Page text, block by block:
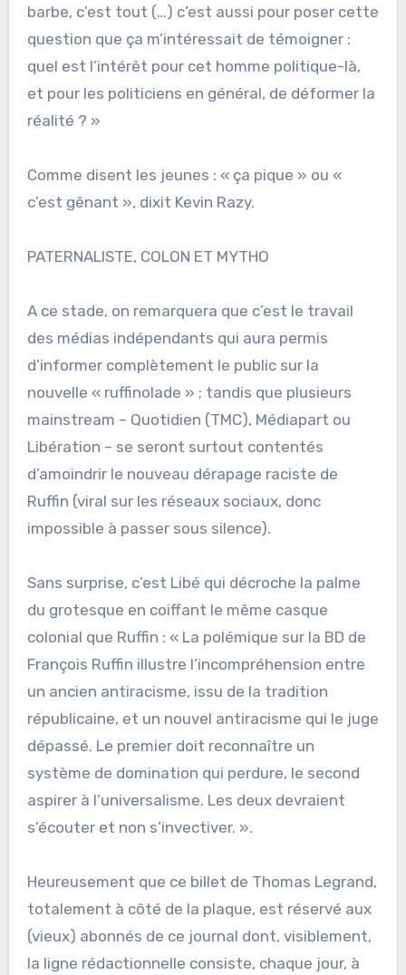
barbe, c’est tout (…) c’est aussi pour poser cette
question que ça m’intéressait de témoigner :
quel est l’intérêt pour cet homme politique-là,
et pour les politiciens en général, de déformer la
réalité ? »
Comme disent les jeunes : « ça pique » ou «
c’est gênant », dixit Kevin Razy.
PATERNALISTE, COLON ET MYTHO
A ce stade, on remarquera que c’est le travail
des médias indépendants qui aura permis
d’informer complètement le public sur la
nouvelle « ruffinolade » ; tandis que plusieurs
mainstream – Quotidien (TMC), Médiapart ou
Libération – se seront surtout contentés
d’amoindrir le nouveau dérapage raciste de
Ruffin (viral sur les réseaux sociaux, donc
impossible à passer sous silence).
Sans surprise, c’est Libé qui décroche la palme
du grotesque en coiffant le même casque
colonial que Ruffin : « La polémique sur la BD de
François Ruffin illustre l’incompréhension entre
un ancien antiracisme, issu de la tradition
républicaine, et un nouvel antiracisme qui le juge
dépassé. Le premier doit reconnaître un
système de domination qui perdure, le second
aspirer à l’universalisme. Les deux devraient
s’écouter et non s’invectiver. ».
Heureusement que ce billet de Thomas Legrand,
totalement à côté de la plaque, est réservé aux
(vieux) abonnés de ce journal dont, visiblement,
la ligne rédactionnelle consiste, chaque jour, à